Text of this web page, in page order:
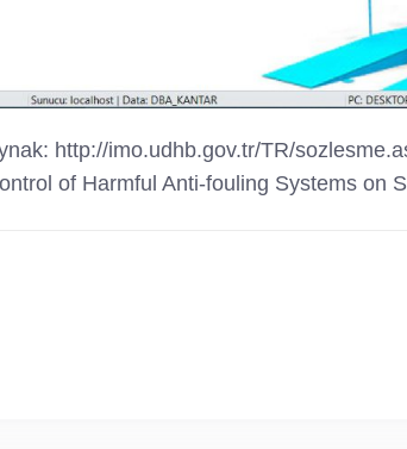
http://imo.udhb.gov.tr/TR/
of Harmful Anti-fouling Systems on